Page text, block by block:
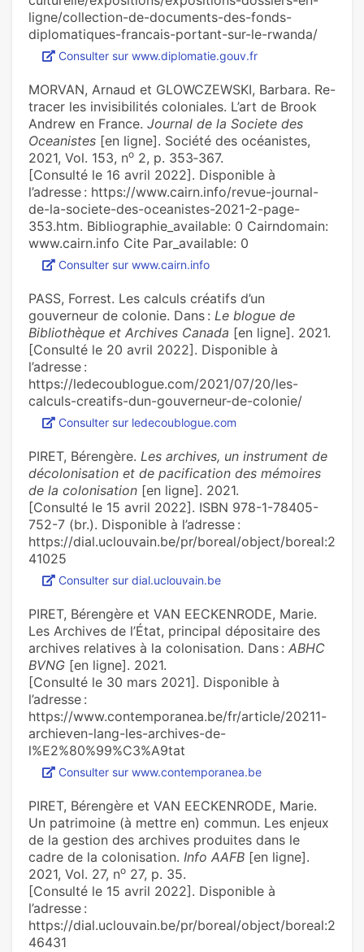
ligne/collection-de-documents-des-fonds-
diplomatiques-francais-portant-sur-le-rwanda/
Consulter sur www.diplomatie.gouv.fr
MORVAN, Arnaud et GLOWCZEWSKI, Barbara. Re-
tracer les invisibilités coloniales. L’art de Brook
Andrew en France. Journal de la Societe des
Oceanistes [en ligne]. Société des océanistes,
2021, Vol. 153, no 2, p. 353‑367.
[Consulté le 16 avril 2022]. Disponible à
l’adresse : https://www.cairn.info/revue-journal-
de-la-societe-des-oceanistes-2021-2-page-
353.htm. Bibliographie_available: 0 Cairndomain:
www.cairn.info Cite Par_available: 0
Consulter sur www.cairn.info
PASS, Forrest. Les calculs créatifs d’un
gouverneur de colonie. Dans : Le blogue de
Bibliothèque et Archives Canada [en ligne]. 2021.
[Consulté le 20 avril 2022]. Disponible à
l’adresse :
https://ledecoublogue.com/2021/07/20/les-
calculs-creatifs-dun-gouverneur-de-colonie/
Consulter sur ledecoublogue.com
PIRET, Bérengère. Les archives, un instrument de
décolonisation et de pacification des mémoires
de la colonisation [en ligne]. 2021.
[Consulté le 15 avril 2022]. ISBN 978-1-78405-
752-7 (br.). Disponible à l’adresse :
https://dial.uclouvain.be/pr/boreal/object/boreal:2
41025
Consulter sur dial.uclouvain.be
PIRET, Bérengère et VAN EECKENRODE, Marie.
Les Archives de l’État, principal dépositaire des
archives relatives à la colonisation. Dans : ABHC
BVNG [en ligne]. 2021.
[Consulté le 30 mars 2021]. Disponible à
l’adresse :
https://www.contemporanea.be/fr/article/20211-
archieven-lang-les-archives-de-
l%E2%80%99%C3%A9tat
Consulter sur www.contemporanea.be
PIRET, Bérengère et VAN EECKENRODE, Marie.
Un patrimoine (à mettre en) commun. Les enjeux
de la gestion des archives produites dans le
cadre de la colonisation. Info AAFB [en ligne].
2021, Vol. 27, no 27, p. 35.
[Consulté le 15 avril 2022]. Disponible à
l’adresse :
https://dial.uclouvain.be/pr/boreal/object/boreal:2
46431